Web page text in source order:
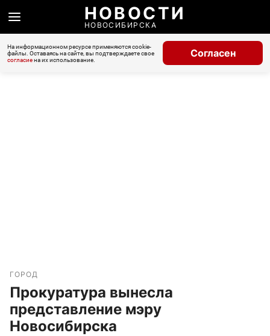
НОВОСТИ
НОВОСИБИРСКА
На информационном ресурсе применяются cookie-
файлы. Оставаясь на сайте, вы подтверждаете свое
согласиена их использование.
Согласен
ГОРОД
Прокуратура вынесла
представление мэру
Новосибирска